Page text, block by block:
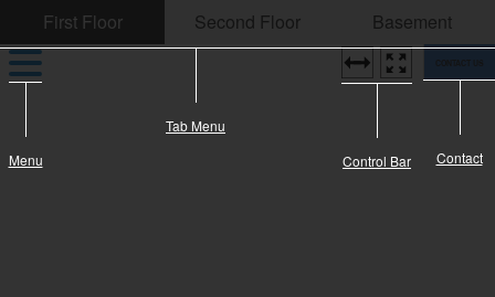
CONTACT US
Contact
Control Bar
Tab Menu
Menu